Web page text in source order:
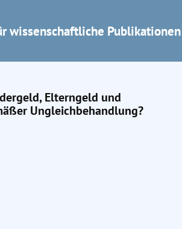
wissenschaftliche Publikationen
Elterngeld und
Ungleichbehandlung?